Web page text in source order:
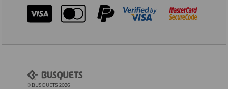
© BUSQUETS 2026